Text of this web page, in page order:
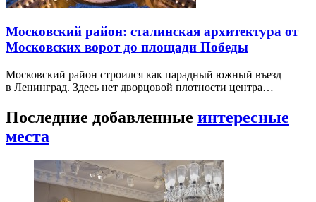
Московский район: сталинская архитектура от
Московских ворот до площади Победы
Московский район строился как парадный южный въезд
в Ленинград. Здесь нет дворцовой плотности центра…
Последние добавленные интересные
места